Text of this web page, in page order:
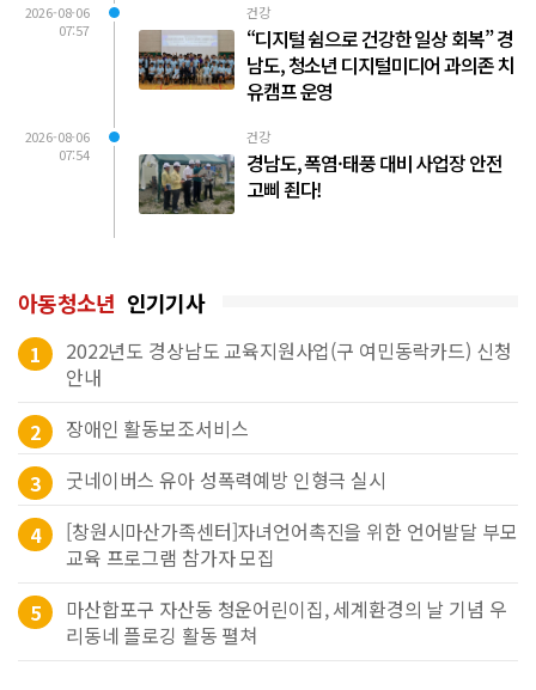
2026-08-06
07:57
건강
“디지털 쉼으로 건강한 일상 회복” 경
남도, 청소년 디지털미디어 과의존 치
유캠프 운영
2026-08-06
07:54
건강
경남도, 폭염·태풍 대비 사업장 안전
고삐 죈다!
아동청소년 인기기사
1
2022년도 경상남도 교육지원사업(구 여민동락카드) 신청
안내
2
장애인 활동보조서비스
3
굿네이버스 유아 성폭력예방 인형극 실시
4
[창원시마산가족센터]자녀언어촉진을 위한 언어발달 부모
교육 프로그램 참가자 모집
5
마산합포구 자산동 청운어린이집, 세계환경의 날 기념 우
리동네 플로깅 활동 펼쳐